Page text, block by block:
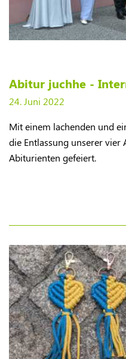
Abitur juchhe -
24. Juni 2022
Mit einem lachenden und
die Entlassung unserer
Abiturienten gefeiert.